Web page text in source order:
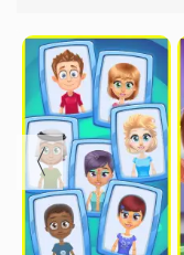
〉